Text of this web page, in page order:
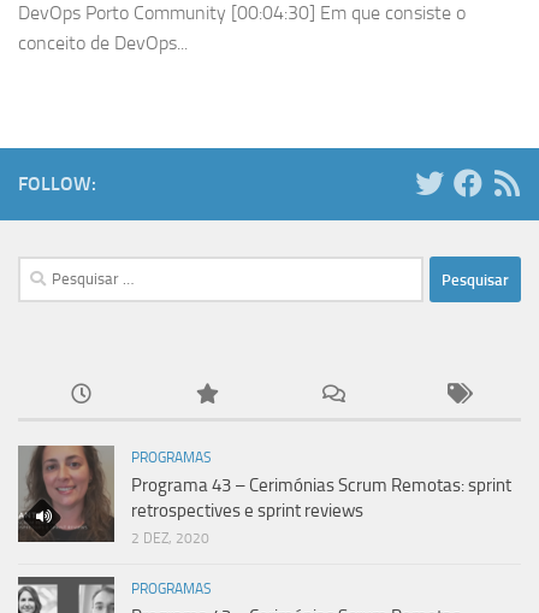
DevOps Porto Community [00:04:30] Em que consiste o
conceito de DevOps...
FOLLOW:
Pesquisar
por:
PROGRAMAS
Programa 43 – Cerimónias Scrum Remotas: sprint
retrospectives e sprint reviews
2 DEZ, 2020
PROGRAMAS